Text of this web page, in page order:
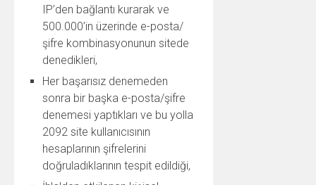
IP’den bağlantı kurarak ve
500.000’in üzerinde e-posta/
şifre kombinasyonunun sitede
denedikleri,
Her başarısız denemeden
sonra bir başka e-posta/şifre
denemesi yaptıkları ve bu yolla
2092 site kullanıcısının
hesaplarının şifrelerini
doğruladıklarının tespit edildiği,